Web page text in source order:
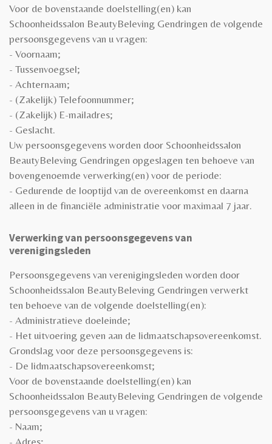
Voor de bovenstaande doelstelling(en) kan
Schoonheidssalon BeautyBeleving Gendringen de volgende
persoonsgegevens van u vragen:
- Voornaam;
- Tussenvoegsel;
- Achternaam;
- (Zakelijk) Telefoonnummer;
- (Zakelijk) E-mailadres;
- Geslacht.
Uw persoonsgegevens worden door Schoonheidssalon
BeautyBeleving Gendringen opgeslagen ten behoeve van
bovengenoemde verwerking(en) voor de periode:
- Gedurende de looptijd van de overeenkomst en daarna
alleen in de financiële administratie voor maximaal 7 jaar.
Verwerking van persoonsgegevens van
verenigingsleden
Persoonsgegevens van verenigingsleden worden door
Schoonheidssalon BeautyBeleving Gendringen verwerkt
ten behoeve van de volgende doelstelling(en):
- Administratieve doeleinde;
- Het uitvoering geven aan de lidmaatschapsovereenkomst.
Grondslag voor deze persoonsgegevens is:
- De lidmaatschapsovereenkomst;
Voor de bovenstaande doelstelling(en) kan
Schoonheidssalon BeautyBeleving Gendringen de volgende
persoonsgegevens van u vragen:
- Naam;